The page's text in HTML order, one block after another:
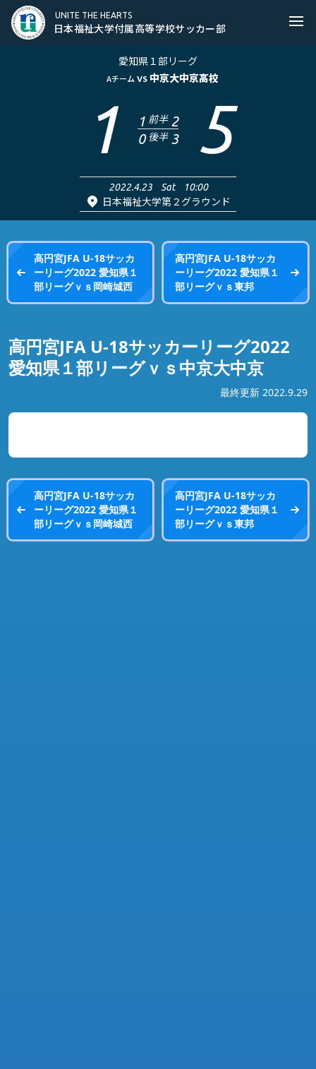
日本福祉大学付属高等学校サッカー部
UNITE THE HEARTS
日本福祉大学付属高等学校サッカー部
愛知県１部リーグ
Aチーム VS 中京大中京高校
1 1 前半 2
0 後半 3 5
2022.4.23 Sat 10:00
日本福祉大学第２グラウンド
高円宮JFA U‐18サッカ
ーリーグ2022 愛知県１
部リーグｖｓ岡崎城西
高円宮JFA U‐18サッカ
ーリーグ2022 愛知県１
部リーグｖｓ東邦
高円宮JFA U‐18サッカーリーグ2022
愛知県１部リーグｖｓ中京大中京
最終更新 2022.9.29
高円宮JFA U‐18サッカ
ーリーグ2022 愛知県１
部リーグｖｓ岡崎城西
高円宮JFA U‐18サッカ
ーリーグ2022 愛知県１
部リーグｖｓ東邦